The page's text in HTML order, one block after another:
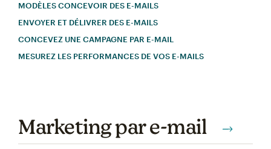
MODÈLES CONCEVOIR DES E-MAILS
ENVOYER ET DÉLIVRER DES E-MAILS
CONCEVEZ UNE CAMPAGNE PAR E-MAIL
MESUREZ LES PERFORMANCES DE VOS E-MAILS
Marketing par e-mail